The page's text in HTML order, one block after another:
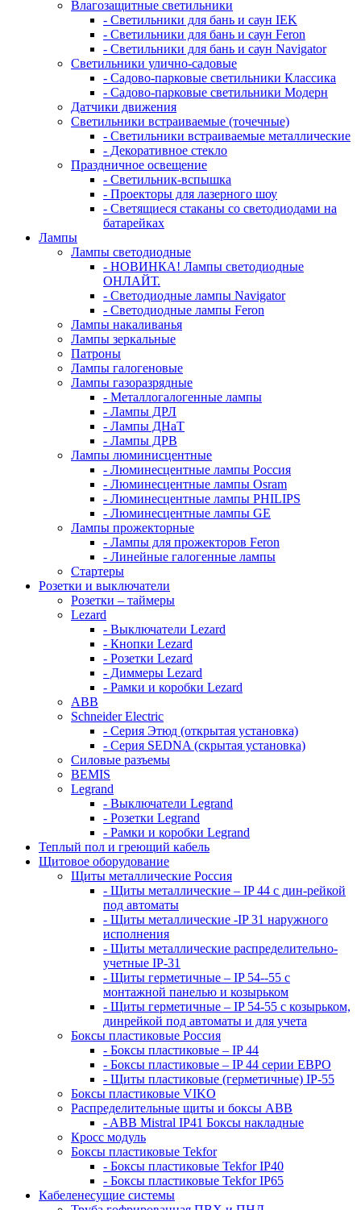
Влагозащитные светильники
- Cветильники для бань и саун IEK
- Cветильники для бань и саун Feron
- Cветильники для бань и саун Navigator
Светильники улично-садовые
- Садово-парковые светильники Классика
- Садово-парковые светильники Модерн
Датчики движения
Светильники встраиваемые (точечные)
- Светильники встраиваемые металлические
- Декоративное стекло
Праздничное освещение
- Светильник-вспышка
- Проекторы для лазерного шоу
- Светящиеся стаканы со светодиодами на
батарейках
Лампы
Лампы светодиодные
- НОВИНКА! Лампы светодиодные
ОНЛАЙТ.
- Светодиодные лампы Navigator
- Светодиодные лампы Feron
Лампы накаливанья
Лампы зеркальные
Патроны
Лампы галогеновые
Лампы газоразрядные
- Металлогалогенные лампы
- Лампы ДРЛ
- Лампы ДНаТ
- Лампы ДРВ
Лампы люминисцентные
- Люминесцентные лампы Россия
- Люминесцентные лампы Osram
- Люминесцентные лампы PHILIPS
- Люминесцентные лампы GE
Лампы прожекторные
- Лампы для прожекторов Feron
- Линейные галогенные лампы
Стартеры
Розетки и выключатели
Розетки – таймеры
Lezard
- Выключатели Lezard
- Кнопки Lezard
- Розетки Lezard
- Диммеры Lezard
- Рамки и коробки Lezard
ABB
Schneider Electric
- Серия Этюд (открытая установка)
- Серия SEDNA (скрытая установка)
Силовые разъемы
BEMIS
Legrand
- Выключатели Legrand
- Розетки Legrand
- Рамки и коробки Legrand
Теплый пол и греющий кабель
Щитовое оборудование
Щиты металлические Россия
- Щиты металлические – IP 44 с дин-рейкой
под автоматы
- Щиты металлические -IP 31 наружного
исполнения
- Щиты металлические распределительно-
учетные IP-31
- Щиты герметичные – IP 54--55 с
монтажной панелью и козырьком
- Щиты герметичные – IP 54-55 с козырьком,
динрейкой под автоматы и для учета
Боксы пластиковые Россия
- Боксы пластиковые – IP 44
- Боксы пластиковые – IP 44 серии ЕВРО
- Щиты пластиковые (герметичные) IP-55
Боксы пластиковые VIKO
Распределительные щиты и боксы АВВ
- ABB Mistral IP41 Боксы накладные
Кросс модуль
Боксы пластиковые Tekfor
- Боксы пластиковые Tekfor IP40
- Боксы пластиковые Tekfor IP65
Кабеленесущие системы